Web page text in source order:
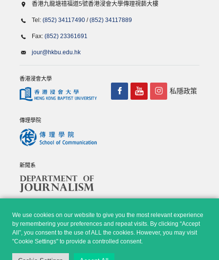
We use cookies on our website to give you the most relevant experience
by remembering your preferences and repeat visits. By clicking “Accept
All”, you consent to the use of ALL the cookies. However, you may visit
"Cookie Settings" to provide a controlled consent.
香港九龍塘禧福道5號香港浸會大學傳理視藝大樓
Tel: (852) 34117490 /(852) 34117889
Fax: (852) 23361691
jour@hkbu.edu.hk
香港浸會大學
傳理學院
新聞系
私隱政策
© Copyright 2026 - 香港浸會大學傳理學院, 新聞系 |Privacy
Policy
|